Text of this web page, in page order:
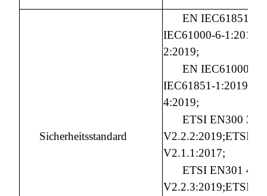
Sicherheitsstandard
EN IEC61851-
IEC61000-6-
2:2019;
EN IEC61000-6-
IEC61851-
4:2019;
ETSI EN300 328
V2.2.2:2019;ETSI
V2.1.1:2017;
ETSI EN301
V2.2.3:2019;ETSI